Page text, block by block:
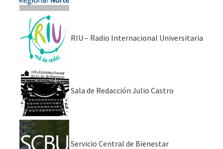
RIU – Radio Internacional Universitaria
Sala de Redacción Julio Castro
Servicio Central de Bienestar